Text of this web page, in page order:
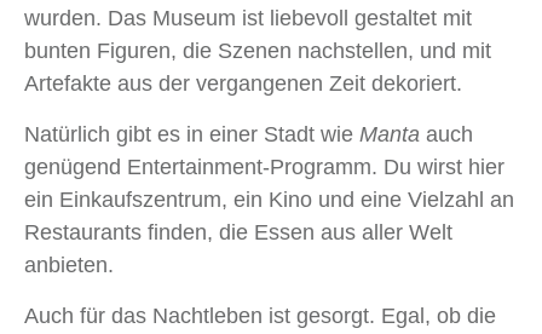
wurden. Das Museum ist liebevoll gestaltet mit
bunten Figuren, die Szenen nachstellen, und mit
Artefakte aus der vergangenen Zeit dekoriert.
Natürlich gibt es in einer Stadt wie Manta auch
genügend Entertainment-Programm. Du wirst hier
ein Einkaufszentrum, ein Kino und eine Vielzahl an
Restaurants finden, die Essen aus aller Welt
anbieten.
Auch für das Nachtleben ist gesorgt. Egal, ob die